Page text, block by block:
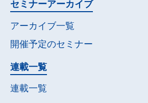
セミナーアーカイブ
アーカイブ一覧
開催予定のセミナー
連載一覧
連載一覧